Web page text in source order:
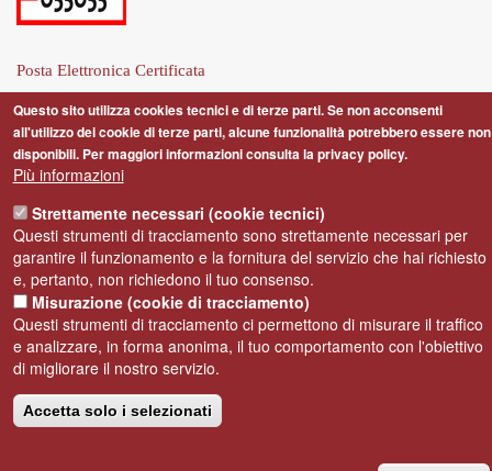
Posta Elettronica Certificata
Note Legali
Dichiarazione di accessibilità
Centro storico di Firenze patrimonio dell'Umanità
Amministrazione Trasparente: I dati personali pubblicati
sono riutilizzabili solo alle condizioni previste dalla direttiva
comunitaria 2003/98/CE e dal d.lgs. 36/2006
Questo sito utilizza cookies tecnici e di terze parti. Se non acconsenti
all'utilizzo dei cookie di terze parti, alcune funzionalità potrebbero essere non
disponibili. Per maggiori informazioni consulta la privacy policy.
Più informazioni
Strettamente necessari (cookie tecnici)
Questi strumenti di tracciamento sono strettamente necessari per
garantire il funzionamento e la fornitura del servizio che hai richiesto
e, pertanto, non richiedono il tuo consenso.
Misurazione (cookie di tracciamento)
Questi strumenti di tracciamento ci permettono di misurare il traffico
e analizzare, in forma anonima, il tuo comportamento con l'obiettivo
di migliorare il nostro servizio.
Accetta solo i selezionati